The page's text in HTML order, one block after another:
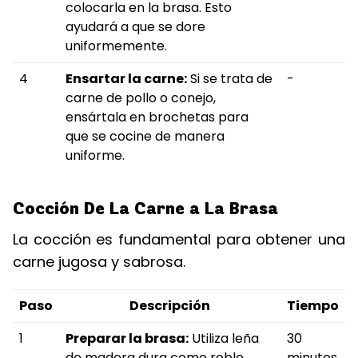
colocarla en la brasa. Esto
ayudará a que se dore
uniformemente.
4
Ensartar la carne:Si se trata de
carne de pollo o conejo,
ensártala en brochetas para
que se cocine de manera
uniforme.
-
Cocción De La Carne a La Brasa
La cocción es fundamental para obtener una
carne jugosa y sabrosa.
Paso Descripción
Tiempo
1
Preparar la brasa: Utiliza leña
30